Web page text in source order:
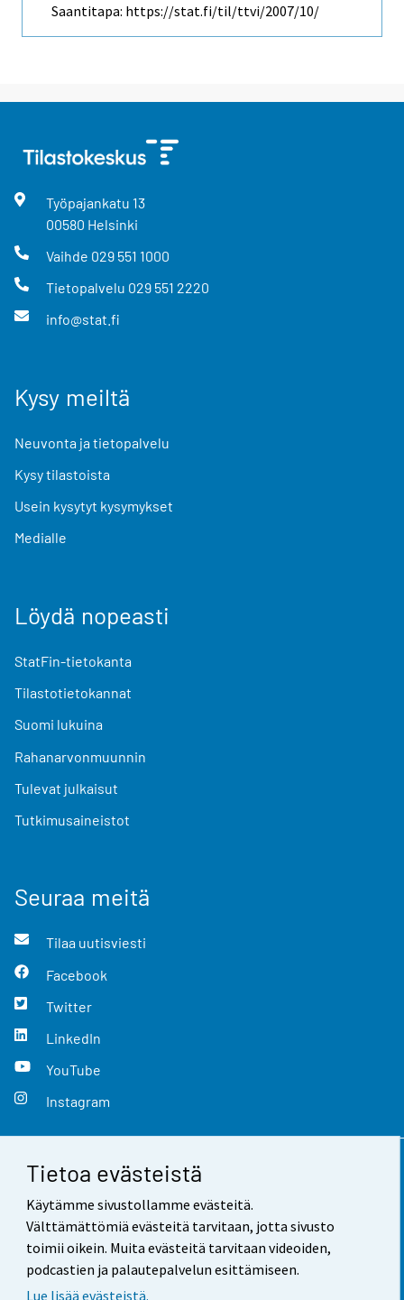
Tietoa evästeistä
Käytämme sivustollamme evästeitä.
Välttämättömiä evästeitä tarvitaan, jotta sivusto
toimii oikein. Muita evästeitä tarvitaan videoiden,
podcastien ja palautepalvelun esittämiseen.
Lue lisää evästeistä.
Saantitapa: https://stat.fi/til/ttvi/2007/10/
Työpajankatu 13
00580 Helsinki
Vaihde 029 551 1000
Tietopalvelu 029 551 2220
info@stat.fi
Kysy meiltä
Neuvonta ja tietopalvelu
Kysy tilastoista
Usein kysytyt kysymykset
Medialle
Löydä nopeasti
StatFin-tietokanta
Tilastotietokannat
Suomi lukuina
Rahanarvonmuunnin
Tulevat julkaisut
Tutkimusaineistot
Seuraa meitä
Tilaa uutisviesti
Facebook
Twitter
LinkedIn
YouTube
Instagram
Yhteystiedot
Palaute
Käyttöehdot